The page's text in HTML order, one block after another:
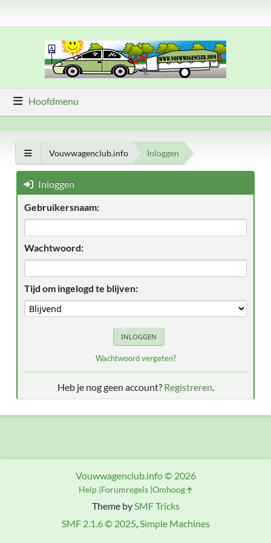
Hoofdmenu
Vouwwagenclub.info Inloggen
Inloggen
Gebruikersnaam:
Wachtwoord:
Tijd om ingelogd te blijven:
Wachtwoord vergeten?
Heb je nog geen account? Registreren
Theme bySMF Tricks
SMF 2.1.6 © 2025,Simple Machines
Vouwwagenclub.info © 2026
Help Forumregels Omhoog